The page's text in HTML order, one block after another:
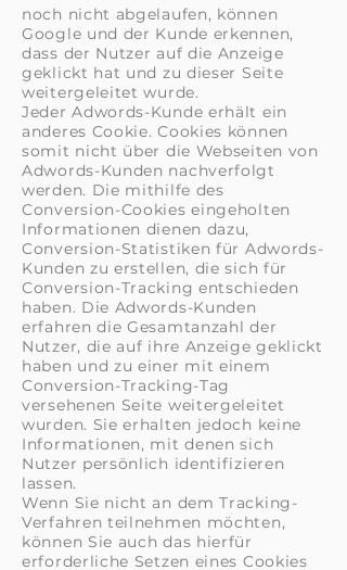
noch nicht abgelaufen, können
Google und der Kunde erkennen,
dass der Nutzer auf die Anzeige
geklickt hat und zu dieser Seite
weitergeleitet wurde.
Jeder Adwords-Kunde erhält ein
anderes Cookie. Cookies können
somit nicht über die Webseiten von
Adwords-Kunden nachverfolgt
werden. Die mithilfe des
Conversion-Cookies eingeholten
Informationen dienen dazu,
Conversion-Statistiken für Adwords-
Kunden zu erstellen, die sich für
Conversion-Tracking entschieden
haben. Die Adwords-Kunden
erfahren die Gesamtanzahl der
Nutzer, die auf ihre Anzeige geklickt
haben und zu einer mit einem
Conversion-Tracking-Tag
versehenen Seite weitergeleitet
wurden. Sie erhalten jedoch keine
Informationen, mit denen sich
Nutzer persönlich identifizieren
lassen.
Wenn Sie nicht an dem Tracking-
Verfahren teilnehmen möchten,
können Sie auch das hierfür
erforderliche Setzen eines Cookies